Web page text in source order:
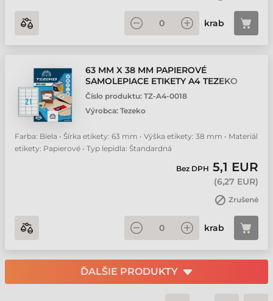
krab
63 MM X 38 MM PAPIEROVÉ
SAMOLEPIACE ETIKETY A4 TEZEKO
BIELA ( 100 HÁRKOV/BALENIE )
Číslo produktu: TZ-A4-0018
Výrobca: Tezeko
Farba: Biela • Šírka etikety: 63 mm • Výška etikety: 38 mm • Materiál
etikety: Papierové • Typ lepidla: Štandardná
Bez DPH 5,1 EUR
(6,27 EUR)
Zrušené
krab
ĎALŠIE PRODUKTY